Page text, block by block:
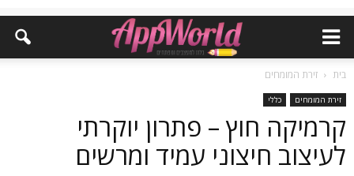
בית זירת המומחים
זירת המומחים כללי
קרמיקה חוץ – פתרון יוקרתי
לעיצוב חיצוני עמיד ומרשים